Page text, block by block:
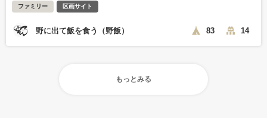
ファミリー 区画サイト
野に出て飯を食う（野飯） 83 14
もっとみる